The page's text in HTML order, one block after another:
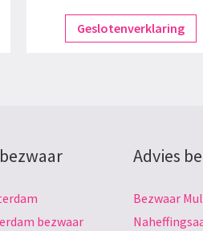
Geslotenverklaring
bezwaar
Advies
Bezwaar